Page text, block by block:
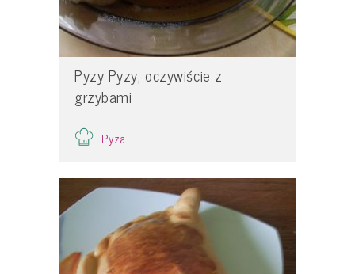
Pyzy Pyzy, oczywiście z
grzybami
Pyza